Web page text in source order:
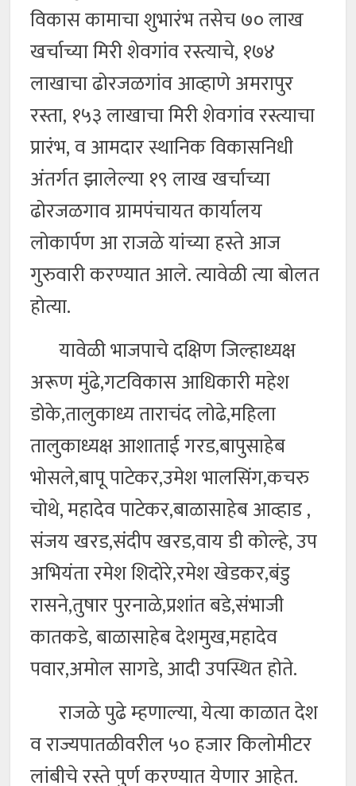
विकास कामाचा शुभारंभ तसेच ७० लाख
खर्चाच्या मिरी शेवगांव रस्त्याचे, १७४
लाखाचा ढोरजळगांव आव्हाणे अमरापुर
रस्ता, १५३ लाखाचा मिरी शेवगांव रस्त्याचा
प्रारंभ, व आमदार स्थानिक विकासनिधी
अंतर्गत झालेल्या १९ लाख खर्चाच्या
ढोरजळगाव ग्रामपंचायत कार्यालय
लोकार्पण आ राजळे यांच्या हस्ते आज
गुरुवारी करण्यात आले. त्यावेळी त्या बोलत
होत्या.
यावेळी भाजपाचे दक्षिण जिल्हाध्यक्ष
अरूण मुंढे,गटविकास आधिकारी महेश
डोके,तालुकाध्य ताराचंद लोढे,महिला
तालुकाध्यक्ष आशाताई गरड,बापुसाहेब
भोसले,बापू पाटेकर,उमेश भालसिंग,कचरु
चोथे, महादेव पाटेकर,बाळासाहेब आव्हाड ,
संजय खरड,संदीप खरड,वाय डी कोल्हे, उप
अभियंता रमेश शिदोरे,रमेश खेडकर,बंडु
रासने,तुषार पुरनाळे,प्रशांत बडे,संभाजी
कातकडे, बाळासाहेब देशमुख,महादेव
पवार,अमोल सागडे, आदी उपस्थित होते.
राजळे पुढे म्हणाल्या, येत्या काळात देश
व राज्यपातळीवरील ५० हजार किलोमीटर
लांबीचे रस्ते पुर्ण करण्यात येणार आहेत.